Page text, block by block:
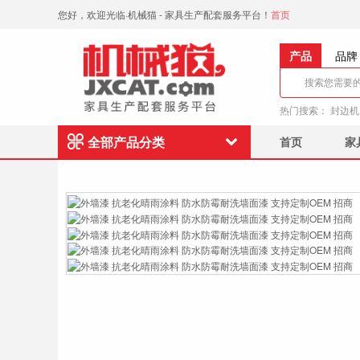
您好，欢迎光临·机械猫 - 家具生产配套服务平台！ 首页
产品 品牌
热门搜索： 封边机
全部产品分类 首页 家